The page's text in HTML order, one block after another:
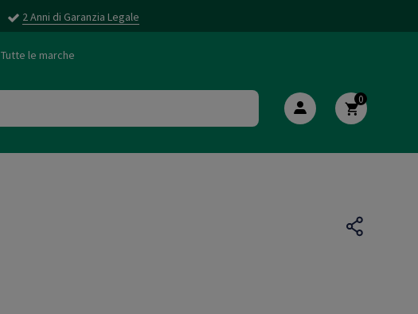
2 Anni di Garanzia Legale
Tutte le marche
0